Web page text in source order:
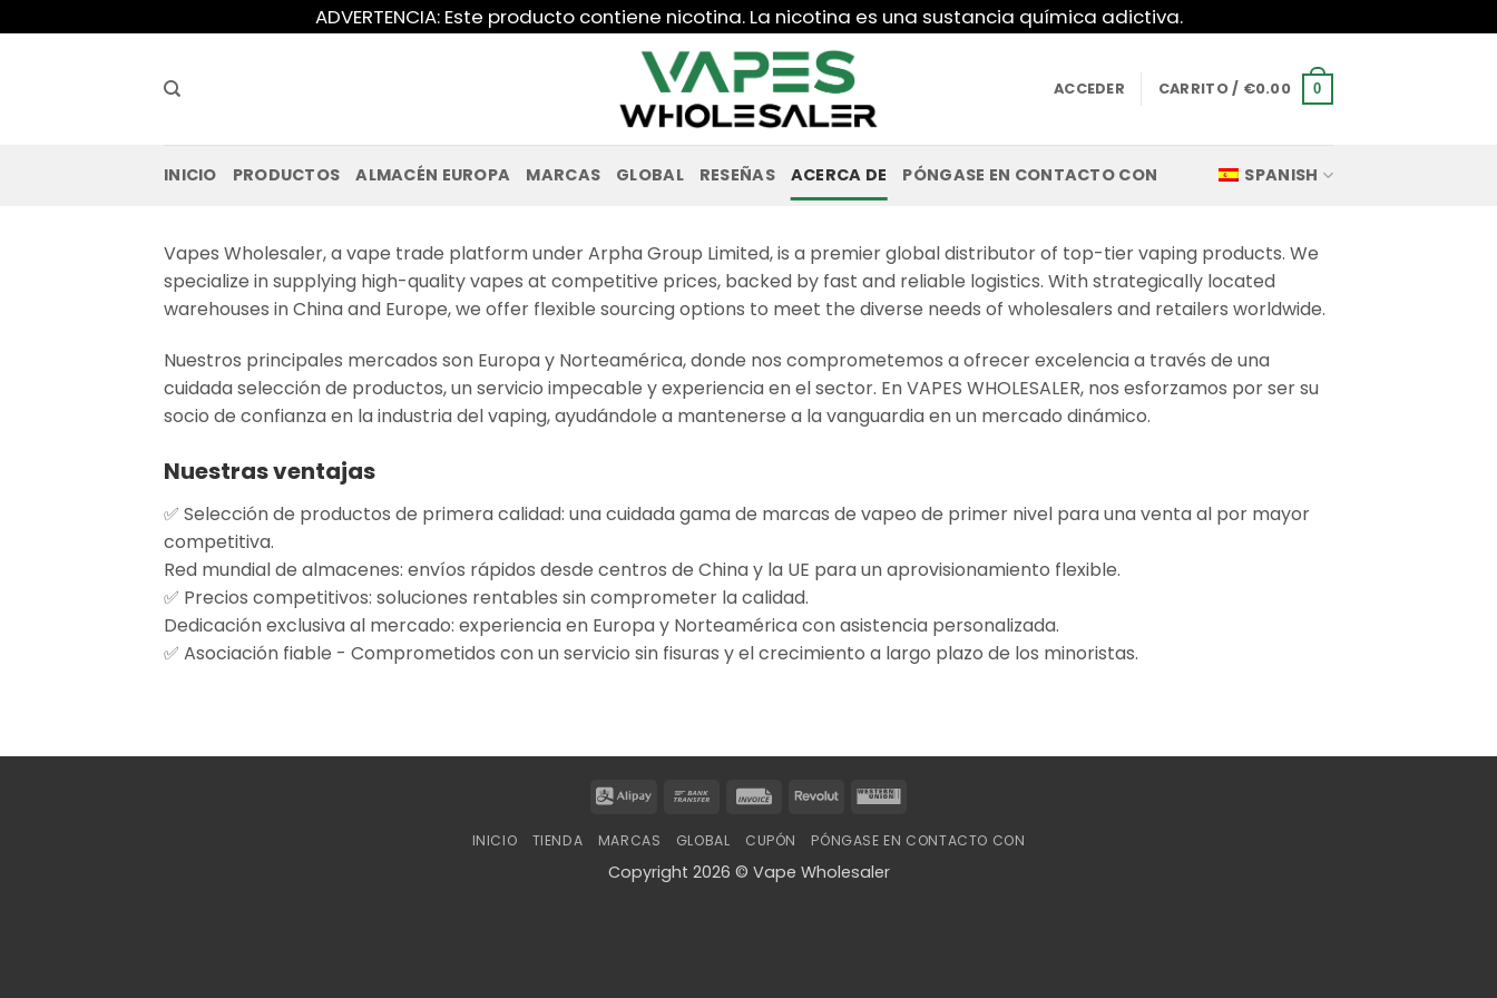
al
ADVERTENCIA: Este producto contiene nicotina. La nicotina es una sustancia química adictiva.
ACCEDER CARRITO / €0.00 0
INICIO PRODUCTOS ALMACÉN EUROPA MARCAS GLOBAL RESEÑAS ACERCA DE PÓNGASE EN CONTACTO CON SPANISH
Vapes Wholesaler, a vape trade platform under Arpha Group Limited, is a premier global distributor of top-tier vaping products. We
specialize in supplying high-quality vapes at competitive prices, backed by fast and reliable logistics. With strategically located
warehouses in China and Europe, we offer flexible sourcing options to meet the diverse needs of wholesalers and retailers worldwide.
Nuestros principales mercados son Europa y Norteamérica, donde nos comprometemos a ofrecer excelencia a través de una
cuidada selección de productos, un servicio impecable y experiencia en el sector. En VAPES WHOLESALER, nos esforzamos por ser su
socio de confianza en la industria del vaping, ayudándole a mantenerse a la vanguardia en un mercado dinámico.
Nuestras ventajas
✅ Selección de productos de primera calidad: una cuidada gama de marcas de vapeo de primer nivel para una venta al por mayor
competitiva.
Red mundial de almacenes: envíos rápidos desde centros de China y la UE para un aprovisionamiento flexible.
✅ Precios competitivos: soluciones rentables sin comprometer la calidad.
Dedicación exclusiva al mercado: experiencia en Europa y Norteamérica con asistencia personalizada.
✅ Asociación fiable - Comprometidos con un servicio sin fisuras y el crecimiento a largo plazo de los minoristas.
Alipay
Bank
Invoice RevolutWestern
INICIO TIENDA MARCAS GLOBAL CUPÓN PÓNGASE EN CONTACTO CON
Copyright 2026 © Vape Wholesaler